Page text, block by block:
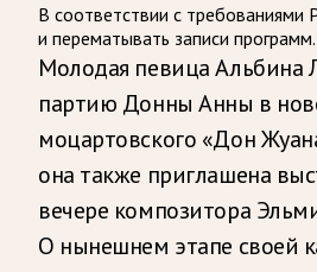
В соответствии с требованиями
и перематывать записи программ.
Молодая певица Альбина
партию Донны Анны в
моцартовского «Дон
она также приглашена
вечере композитора
О нынешнем этапе своей